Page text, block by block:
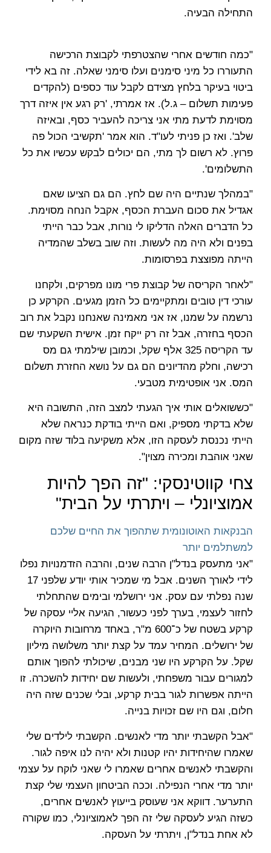
התחילה הבעיה.
"כמה חודשים אחרי שהצטרפתי לקבוצת הרכישה
התעוררו כל מיני סימנים ועלו סימני שאלה. זה בא לידי
ביטוי בעיקר בלחץ מצידם לקבל עוד כספים (להקדים
פעימות תשלום – ג.ל). אז אמרתי, 'רק רגע אין איזה דרך
מסוימת לדעת מתי אני צריכה להעביר כסף, ובאיזה
שלב'. ואז כן פניתי לעו"ד. הוא אמר 'תקשיבי הכול פה
פרוץ. לא רשום לך מתי, הם יכולים לבקש עכשיו את כל
התשלומים'.
"במהלך שנתיים היה שם לחץ. הם גם הציעו שאם
אגדיל את סכום העברת הכסף, אקבל הנחה מסוימת.
כל הדברים האלה הדליקו לי נורות, אבל כבר הייתי
בפנים ולא היה מה לעשות. וזה שוב בשלב שהמדיה
הייתה מפוצצת בפרסומות.
"לאחר הקריסה של קבוצת פרי מונו מפרקים, ולקחנו
עורכי דין טובים ומתקיימים כל הזמן מגעים. הקרקע כן
נרשמה על שמנו, אז אני מאמינה שאנחנו נקבל את רוב
הכסף בחזרה, אבל זה רק ייקח זמן. אישית השקעתי שם
עד הקריסה 325 אלף שקל, וכמובן שילמתי גם מס
רכישה, וחלק מהדיונים הם גם על נושא החזרת תשלום
המס. אני אופטימית מטבעי.
"כששואלים אותי איך הגעתי למצב הזה, התשובה היא
שלא בדקתי מספיק, ואם הייתי בודקת כנראה שלא
הייתי נכנסת לעסקה הזו, אלא משקיעה בלוד שזה מקום
שאני אוהבת ומכירה מצוין".
צחי קווטינסקי: "זה הפך להיות
אמוציונלי – ויתרתי על הבית"
הבנקאות האוטונומית שתהפוך את החיים שלכם
למשתלמים יותר
"אני מתעסק בנדל"ן הרבה שנים, והרבה הזדמנויות נפלו
לידי לאורך השנים. אבל מי שמכיר אותי יודע שלפני 17
שנה נפלתי עם עסק. אני ירושלמי ובימים שהתחלתי
לחזור לעצמי, בערך לפני כעשור, הגיעה אליי עסקה של
קרקע בשטח של כ־600 מ"ר, באחד מרחובות היוקרה
של ירושלים. המחיר עמד על קצת יותר משלושה מיליון
שקל. על הקרקע היו שני מבנים, שיכולתי להפוך אותם
למגורים עבור משפחתי, ולעשות שם יחידות להשכרה. זו
הייתה אפשרות לגור בבית קרקע, ובלי שכנים שזה היה
חלום, וגם היו שם זכויות בנייה.
"אבל הקשבתי יותר מדי לאנשים. הקשבתי לילדים שלי
שאמרו שהיחידות יהיו קטנות ולא יהיה לנו איפה לגור.
והקשבתי לאנשים אחרים שאמרו לי שאני לוקח על עצמי
יותר מדי אחרי הנפילה. וככה הביטחון העצמי שלי קצת
התערער. דווקא אני שעוסק בייעוץ לאנשים אחרים,
כשזה הגיע לעסקה שלי זה הפך לאמוציונלי, כמו שקורה
לא אחת בנדל"ן, ויתרתי על העסקה.